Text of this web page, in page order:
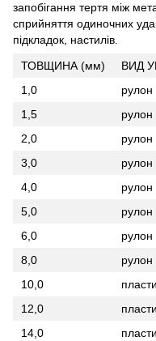
запобігання тертя між
сприйняття одиночних
підкладок, настилів.
ТОВЩИНА (мм)
ВИД
1,0
рулон
1,5
рулон
2,0
рулон
3,0
рулон
4,0
рулон
5,0
рулон
6,0
рулон
8,0
рулон
10,0
12,0
14,0